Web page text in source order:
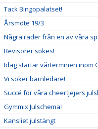
Tack Bingopalatset!
Årsmöte 19/3
Några rader från en av våra
Revisorer sökes!
Idag startar vårterminen inom
Vi söker barnledare!
Succé för våra cheertjejers
Gymmix Julschema!
Kansliet julstängt